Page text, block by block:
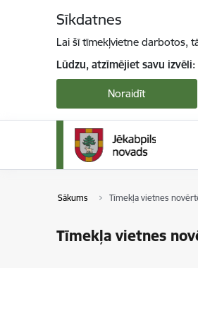
Sīkdatnes
Lai šī tīmekļvietne darbotos,
Lūdzu, atzīmējiet savu izvēli:
Noraidīt
Sākums Tīmekļa vietnes
Tīmekļa vietnes